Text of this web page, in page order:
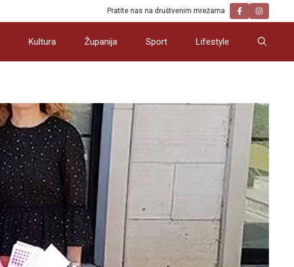
Pratite nas na društvenim mrežama
Kultura Županija Sport Lifestyle